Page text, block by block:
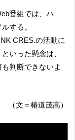
する。
CRES.の活動に
いった懸念は、
判断できないよ
（文＝椿道茂高）